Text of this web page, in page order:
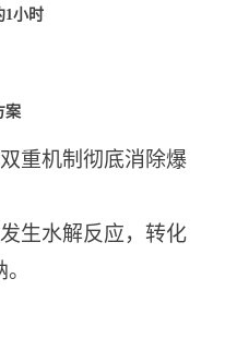
1小时
案
双重机制彻底消除爆
生水解反应，转化